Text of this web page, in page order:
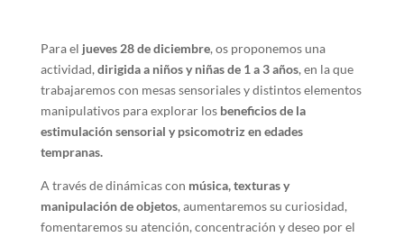
Para el jueves 28 de diciembre, os proponemos una
actividad, dirigida a niños y niñas de 1 a 3 años, en la que
trabajaremos con mesas sensoriales y distintos elementos
manipulativos para explorar los beneficios de la
estimulación sensorial y psicomotriz en edades
tempranas.
A través de dinámicas con música, texturas y
manipulación de objetos, aumentaremos su curiosidad,
fomentaremos su atención, concentración y deseo por el